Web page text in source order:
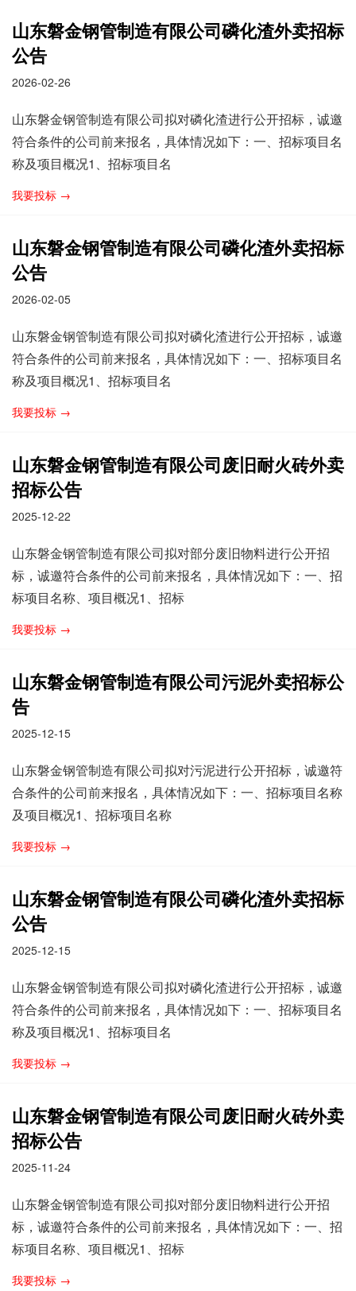
山东磐金钢管制造有限公司磷化渣外卖招标
公告
2026-02-26
山东磐金钢管制造有限公司拟对磷化渣进行公开招标，诚邀
符合条件的公司前来报名，具体情况如下：一、招标项目名
称及项目概况1、招标项目名
我要投标 →
山东磐金钢管制造有限公司磷化渣外卖招标
公告
2026-02-05
山东磐金钢管制造有限公司拟对磷化渣进行公开招标，诚邀
符合条件的公司前来报名，具体情况如下：一、招标项目名
称及项目概况1、招标项目名
我要投标 →
山东磐金钢管制造有限公司废旧耐火砖外卖
招标公告
2025-12-22
山东磐金钢管制造有限公司拟对部分废旧物料进行公开招
标，诚邀符合条件的公司前来报名，具体情况如下：一、招
标项目名称、项目概况1、招标
我要投标 →
山东磐金钢管制造有限公司污泥外卖招标公
告
2025-12-15
山东磐金钢管制造有限公司拟对污泥进行公开招标，诚邀符
合条件的公司前来报名，具体情况如下：一、招标项目名称
及项目概况1、招标项目名称
我要投标 →
山东磐金钢管制造有限公司磷化渣外卖招标
公告
2025-12-15
山东磐金钢管制造有限公司拟对磷化渣进行公开招标，诚邀
符合条件的公司前来报名，具体情况如下：一、招标项目名
称及项目概况1、招标项目名
我要投标 →
山东磐金钢管制造有限公司废旧耐火砖外卖
招标公告
2025-11-24
山东磐金钢管制造有限公司拟对部分废旧物料进行公开招
标，诚邀符合条件的公司前来报名，具体情况如下：一、招
标项目名称、项目概况1、招标
我要投标 →